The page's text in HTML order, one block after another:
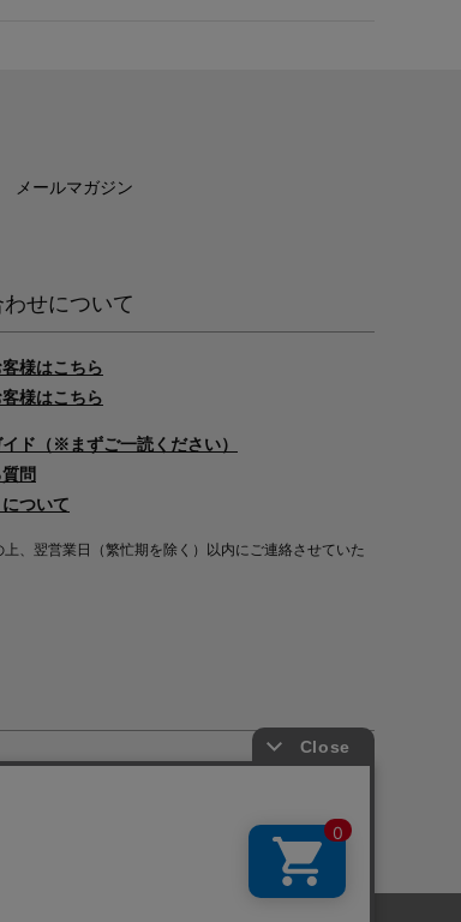
メールマガジン
せについて
様はこちら
様はこちら
ド（※まずご一読ください）
問
ついて
上、翌営業日（繁忙期を除く）以内にご連絡させていた